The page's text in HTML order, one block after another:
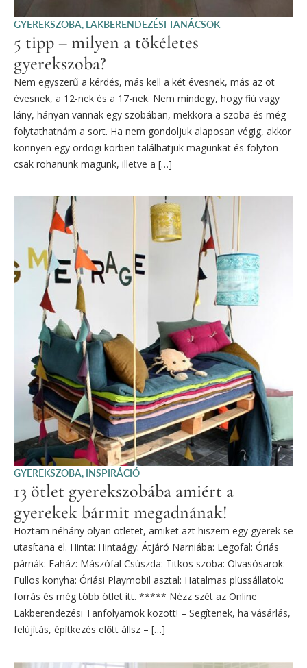
GYEREKSZOBA, LAKBERENDEZÉSI TANÁCSOK
5 tipp – milyen a tökéletes
gyerekszoba?
Nem egyszerű a kérdés, más kell a két évesnek, más az öt
évesnek, a 12-nek és a 17-nek. Nem mindegy, hogy fiú vagy
lány, hányan vannak egy szobában, mekkora a szoba és még
folytathatnám a sort. Ha nem gondoljuk alaposan végig, akkor
könnyen egy ördögi körben találhatjuk magunkat és folyton
csak rohanunk magunk, illetve a […]
GYEREKSZOBA, INSPIRÁCIÓ
13 ötlet gyerekszobába amiért a
gyerekek bármit megadnának!
Hoztam néhány olyan ötletet, amiket azt hiszem egy gyerek se
utasítana el. Hinta: Hintaágy: Átjáró Narniába: Legofal: Óriás
párnák: Faház: Mászófal Csúszda: Titkos szoba: Olvasósarok:
Fullos konyha: Óriási Playmobil asztal: Hatalmas plüssállatok:
forrás és még több ötlet itt. ***** Nézz szét az Online
Lakberendezési Tanfolyamok között! – Segítenek, ha vásárlás,
felújítás, építkezés előtt állsz – […]